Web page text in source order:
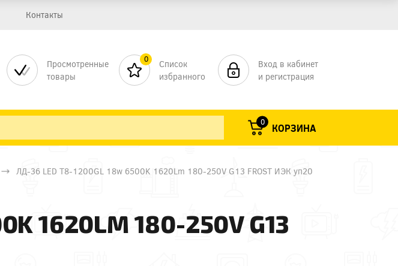
Контакты
Просмотренные
товары
0
Список
избранного
Вход в кабинет
и регистрация
0 КОРЗИНА
ЛД-36 LED Т8-1200GL 18w 6500K 1620Lm 180-250V G13 FROST ИЭК уп20
1620LM 180-250V G13